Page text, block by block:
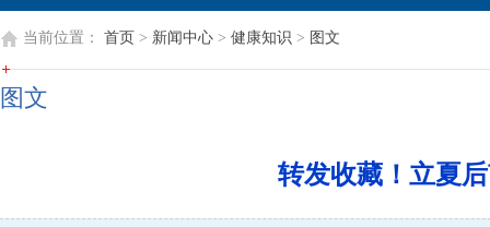
当前位置： 首页 > 新闻中心 > 健康知识 > 图文
图文
转发收藏！立夏